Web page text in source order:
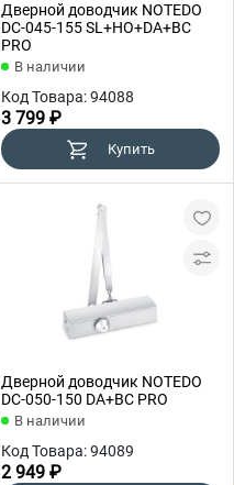
Дверной доводчик NOTEDO
DC-045-155 SL+HO+DA+BC
PRO
В наличии
Код Товара: 94088
3 799 ₽
Купить
Дверной доводчик NOTEDO
DC-050-150 DA+BC PRO
В наличии
Код Товара: 94089
2 949 ₽